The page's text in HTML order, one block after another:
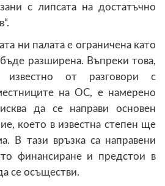
с липсата на достатъчно
ни палата е ограничена като
разширена. Въпреки това,
от разговори с
на ОС, е намерено
да се направи основен
което в известна степен ще
В тази връзка са направени
финансиране и предстои в
се осъществи.